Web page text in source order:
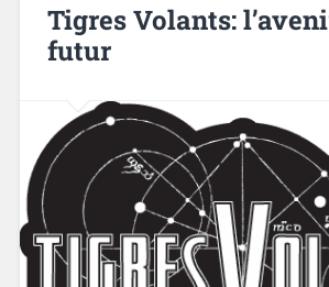
Tigres Volants:
futur